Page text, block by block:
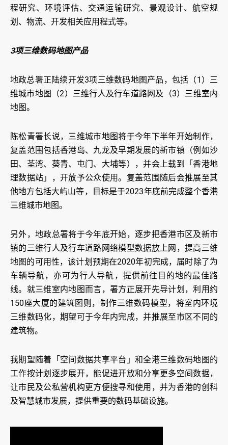
程研究、环境评估、交通运输研究、景观设计、航空规
划、物流、开发相关应用程式等。
3项三维数码地图产品
地政总署正陆续开发3项三维数码地图产品，包括（1）三
维城市地图（2）三维行人及行车道路网及（3）三维室内
地图。
陈松青署长说，三维城市地图将于今年下半年开始制作，
复盖范围包括香港岛、九龙及早期发展的新市镇（例如沙
田、荃湾、葵青、屯门、大埔等），并会上载到「香港地
理数据站」，开放予公众使用。复盖范围随后会推展至其
他地方包括大屿山等，目标是于2023年底前完成整个香港
三维城市地图。
另外，地政总署将于今年底开始，逐步把香港市区及新市
镇的三维行人及行车道路网络模型数据放上网，提高三维
地图的可用性，该计划预期在2020年初完成，届时除了为
车辆导航，亦可为行人导航，提供前往目的地的最佳路
线。就三维室内地图而言，署方正展开先导计划，利用约
150座大厦的建筑图则，制作三维数码模型，将室内环境
三维数码化，期望可于今年内完成，并推展至市区不同的
建筑物。
我期望随着「空间数据共享平台」和全港三维数码地图的
工作按计划逐步展开，能促进开放和分享更多空间数据，
让市民及公私营机构更方便搜寻和使用，并为香港的创科
及智慧城市发展，提供重要的数码基础设施。